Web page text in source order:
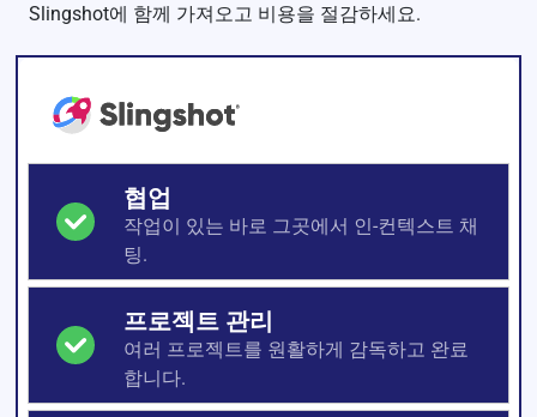
Slingshot에 함께 가져오고 비용을 절감하세요.
협업
작업이 있는 바로 그곳에서 인-컨텍스트 채
팅.
프로젝트 관리
여러 프로젝트를 원활하게 감독하고 완료
합니다.